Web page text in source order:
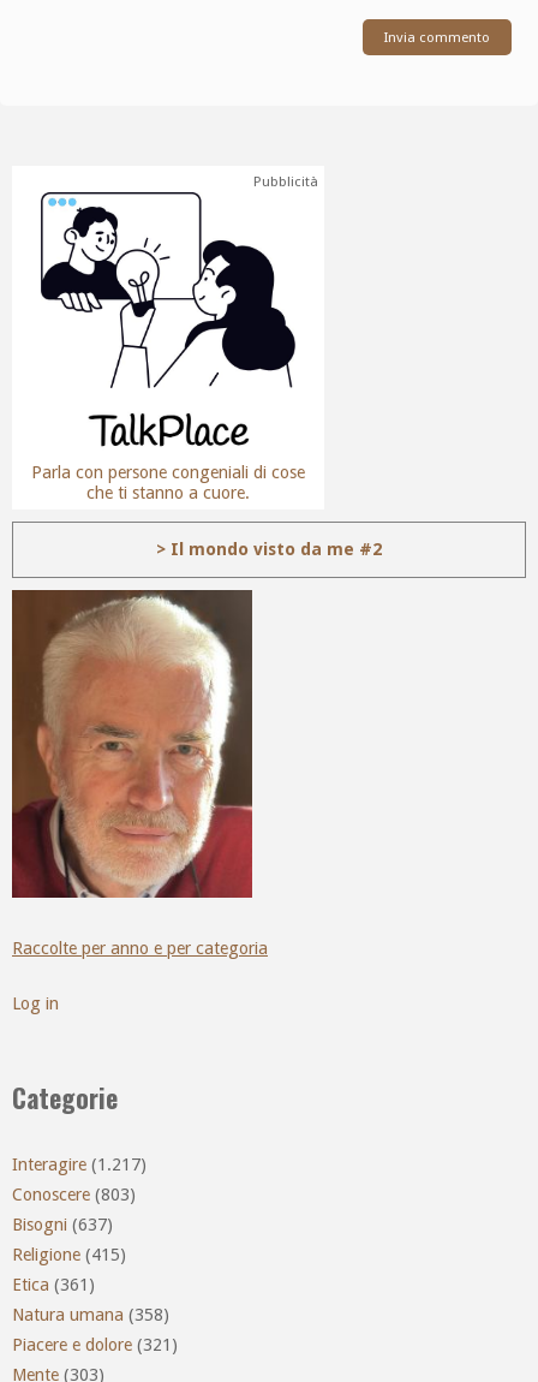
Pubblicità
Parla con persone congeniali di cose
che ti stanno a cuore.
> Il mondo visto da me #2
Raccolte per anno e per categoria
Log in
Categorie
Interagire (1.217)
Conoscere (803)
Bisogni (637)
Religione (415)
Etica (361)
Natura umana (358)
Piacere e dolore (321)
Mente (303)